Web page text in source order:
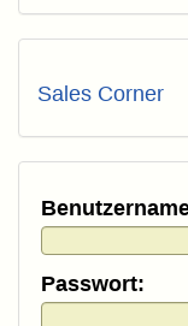
Sales Corner
Passwort: